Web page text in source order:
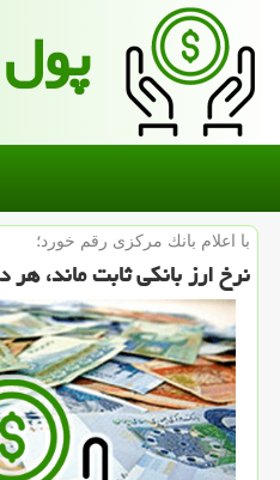
با اعلام بانك مركزی رقم خورد؛
نرخ ارز بانكی ثابت ماند، هر دلار ۳۷۶۹۱